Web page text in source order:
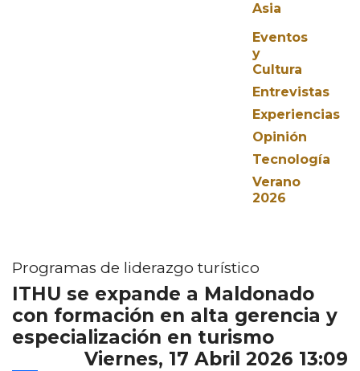
Asia
Eventos
y
Cultura
Entrevistas
Experiencias
Opinión
Tecnología
Verano
2026
Programas de liderazgo turístico
ITHU se expande a Maldonado
con formación en alta gerencia y
especialización en turismo
Viernes, 17 Abril 2026 13:09